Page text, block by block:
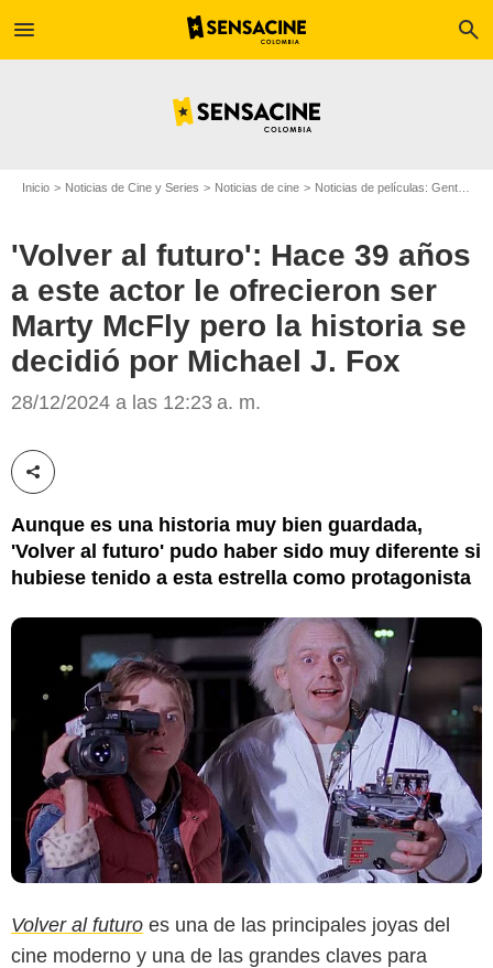
menu search
Inicio Noticias de Cine y Series Noticias de cine Noticias de películas: Gente
'Volver al futuro': Hace 39 años
a este actor le ofrecieron ser
Marty McFly pero la historia se
decidió por Michael J. Fox
28/12/2024 a las 12:23 a. m.
Compartir esta noticia
Aunque es una historia muy bien guardada,
'Volver al futuro' pudo haber sido muy diferente si
hubiese tenido a esta estrella como protagonista
Amblin Entertainment
Volver al futuro es una de las principales joyas del
cine moderno y una de las grandes claves para